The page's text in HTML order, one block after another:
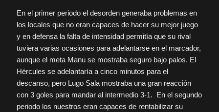
En el primer periodo el desorden generaba problemas en
los locales que no eran capaces de hacer su mejor juego
y en defensa la falta de intensidad permitía que su rival
tuviera varias ocasiones para adelantarse en el marcador,
aunque el meta Manu se mostraba seguro bajo palos. El
Hércules se adelantaría a cinco minutos para el
descanso, pero Lugo Sala mostraba una gran reacción
con 3 goles para mandar al intermedio 3-1. En el segundo
periodo los nuestros eran capaces de rentabilizar su